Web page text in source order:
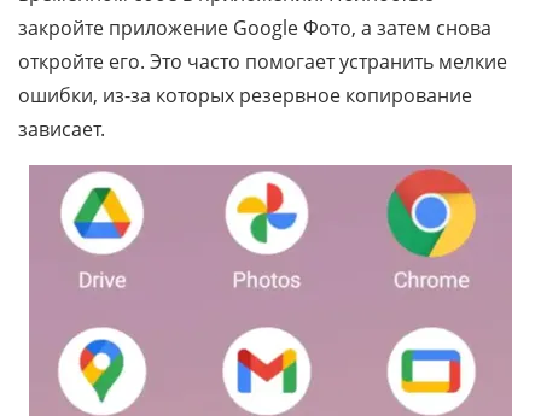
закройте приложение Google Фото, а затем снова
откройте его. Это часто помогает устранить мелкие
ошибки, из-за которых резервное копирование
зависает.